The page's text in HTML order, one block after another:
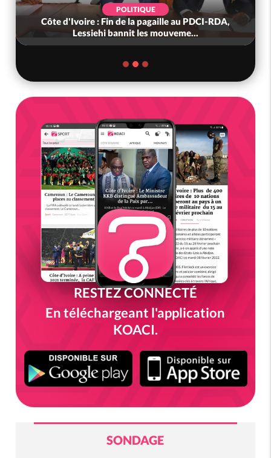
POLITIQUE
Côte d'Ivoire : Fin de la pagaille au PDCI-RDA,
Lessiehi bannit les mouveme...
RESTEZ CONNECTÉ
En téléchargeant l'application
KOACI.
SONDAGE